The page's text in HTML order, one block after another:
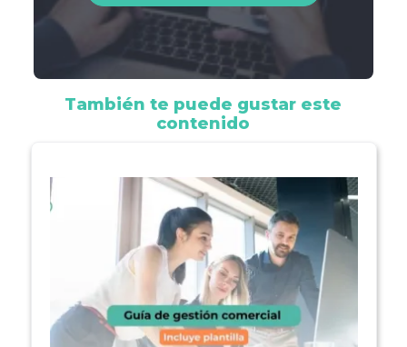
También te puede gustar este
contenido